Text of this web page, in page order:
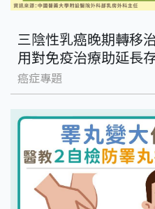
三陰性乳癌晚期轉移
用對免疫治療助延長
癌症專題